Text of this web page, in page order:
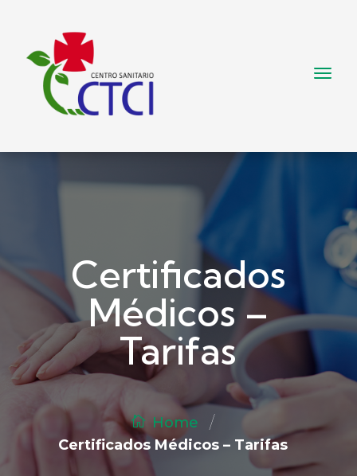
Certificados
Médicos –
Tarifas
Home /
Certificados Médicos – Tarifas